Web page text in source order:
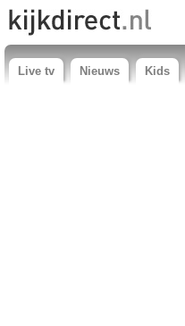
Live tv Nieuws Kids